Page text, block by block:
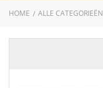
HOME ALLE CATEGORIEËN